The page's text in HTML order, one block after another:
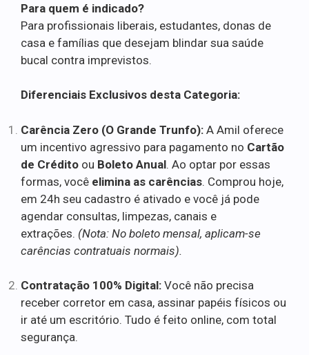
Para quem é indicado?
Para profissionais liberais, estudantes, donas de
casa e famílias que desejam blindar sua saúde
bucal contra imprevistos.
Diferenciais Exclusivos desta Categoria:
Carência Zero (O Grande Trunfo): A Amil oferece
um incentivo agressivo para pagamento no Cartão
de Crédito ou Boleto Anual. Ao optar por essas
formas, você elimina as carências. Comprou hoje,
em 24h seu cadastro é ativado e você já pode
agendar consultas, limpezas, canais e
extrações. (Nota: No boleto mensal, aplicam-se
carências contratuais normais).
Contratação 100% Digital: Você não precisa
receber corretor em casa, assinar papéis físicos ou
ir até um escritório. Tudo é feito online, com total
segurança.